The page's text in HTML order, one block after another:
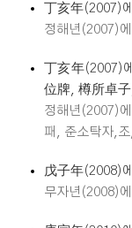
丁亥年(2007)
정해년(2007)
丁亥年(2007)
位牌, 樽所卓
정해년(2007)
패, 준소탁자,
戊子年(2008)
무자년(2008)